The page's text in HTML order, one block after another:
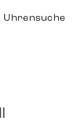
Uhrensuche